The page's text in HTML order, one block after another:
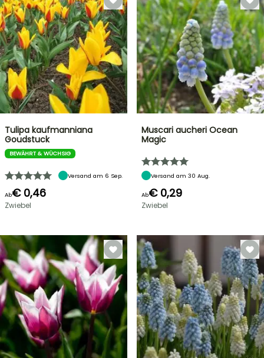
Tulipa kaufmanniana
Goudstuck
BEWÄHRT & WÜCHSIG
Versand am 6 Sep.
Ab€ 0,46
Zwiebel
Muscari aucheri Ocean
Magic
Versand am 30 Aug.
Ab€ 0,29
Zwiebel